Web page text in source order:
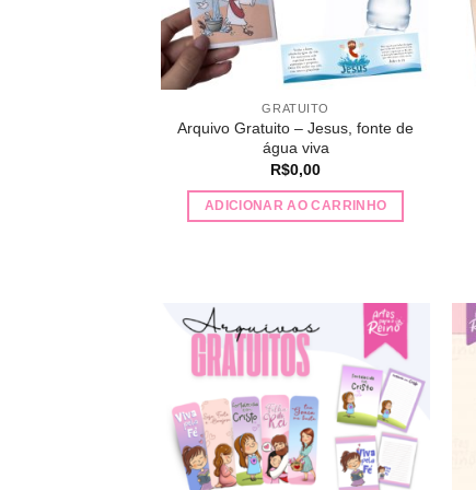
GRATUITO
Arquivo Gratuito – Jesus, fonte de
água viva
R$0,00
ADICIONAR AO CARRINHO
Adicionar
a lista de
desejos